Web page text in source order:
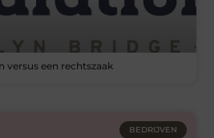
versus een rechtszaak
BEDRIJVEN